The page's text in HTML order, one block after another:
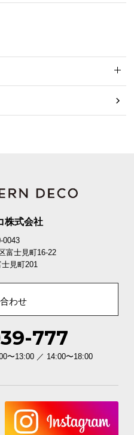
株式会社
0043
富士見町16-22
見町201
わせ
777
〜13:00 ／ 14:00〜18:00